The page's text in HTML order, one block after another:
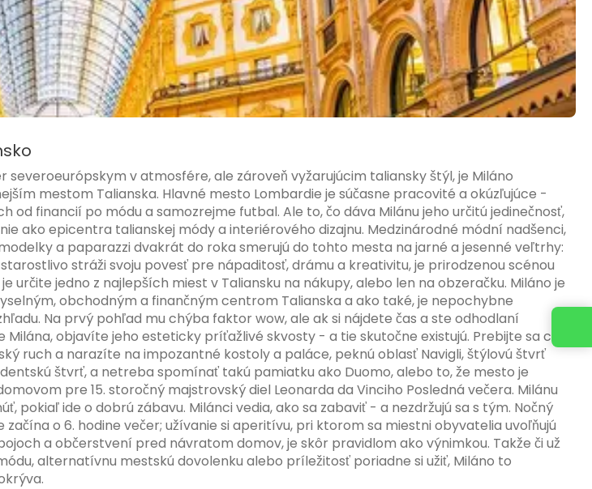
severoeurópskym v atmosfére, ale zároveň vyžarujúcim taliansky štýl, je Miláno
mestom Talianska. Hlavné mesto Lombardie je súčasne pracovité a okúzľujúce -
od financií po módu a samozrejme futbal. Ale to, čo dáva Milánu jeho určitú jedinečnosť,
ako epicentra talianskej módy a interiérového dizajnu. Medzinárodné módní nadšenci,
a paparazzi dvakrát do roka smerujú do tohto mesta na jarné a jesenné veľtrhy:
stráži svoju povesť pre nápaditosť, drámu a kreativitu, je prirodzenou scénou
určite jedno z najlepších miest v Taliansku na nákupy, alebo len na obzeračku. Miláno je
obchodným a finančným centrom Talianska a ako také, je nepochybne
Na prvý pohľad mu chýba faktor wow, ale ak si nájdete čas a ste odhodlaní
Milána, objavíte jeho esteticky príťažlivé skvosty - a tie skutočne existujú. Prebijte sa cez
ruch a narazíte na impozantné kostoly a paláce, peknú oblasť Navigli, štýlovú štvrť
štvrť, a netreba spomínať takú pamiatku ako Duomo, alebo to, že mesto je
pre 15. storočný majstrovský diel Leonarda da Vinciho Posledná večera. Milánu
pokiaľ ide o dobrú zábavu. Milánci vedia, ako sa zabaviť - a nezdržujú sa s tým. Nočný
začína o 6. hodine večer; užívanie si aperitívu, pri ktorom sa miestni obyvatelia uvoľňujú
a občerstvení pred návratom domov, je skôr pravidlom ako výnimkou. Takže či už
alternatívnu mestskú dovolenku alebo príležitosť poriadne si užiť, Miláno to
Napíšte nám